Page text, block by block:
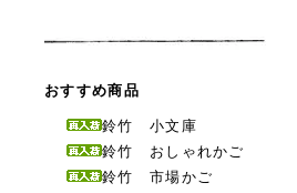
おすすめ商品
鈴竹 小文庫
鈴竹 おしゃれかご
鈴竹 市場かご